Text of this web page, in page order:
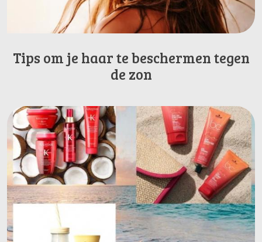
Tips om je haar te beschermen tegen
de zon